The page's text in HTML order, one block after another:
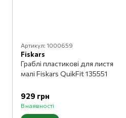
Артикул: 1000659
Fiskars
Граблі пластикові для листя
малі Fiskars QuikFit 135551
929 грн
В наявності